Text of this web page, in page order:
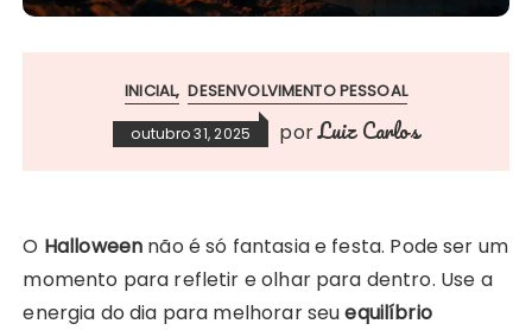
INICIAL DESENVOLVIMENTO PESSOAL
outubro 31, 2025 porLuiz Carlos
O Halloween não é só fantasia e festa. Pode ser um
momento para refletir e olhar para dentro. Use a
energia do dia para melhorar seuequilíbrio